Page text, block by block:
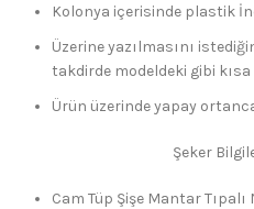
Kolonya içerisinde plastik
Üzerine yazılmasını
takdirde modeldeki gibi
Ürün üzerinde yapay
Şeker
Cam Tüp Şişe Mantar Tıpalı